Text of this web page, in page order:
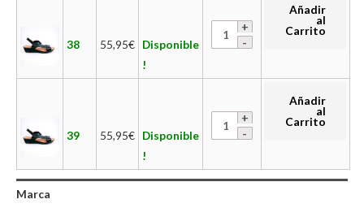
38 55,95€ Disponible
!
Añadir
al
Carrito
39 55,95€ Disponible
!
Añadir
al
Carrito
Marca